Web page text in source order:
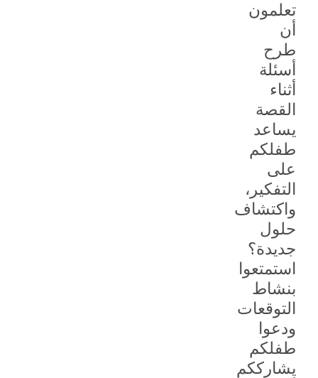
تعلمون
أن
طرح
أسئلة
أثناء
القصة
يساعد
طفلكم
على
التفكير،
واكتشاف
حلول
جديدة؟
استمتعوا
بنشاط
التوقعات
ودعوا
طفلكم
يشارككم